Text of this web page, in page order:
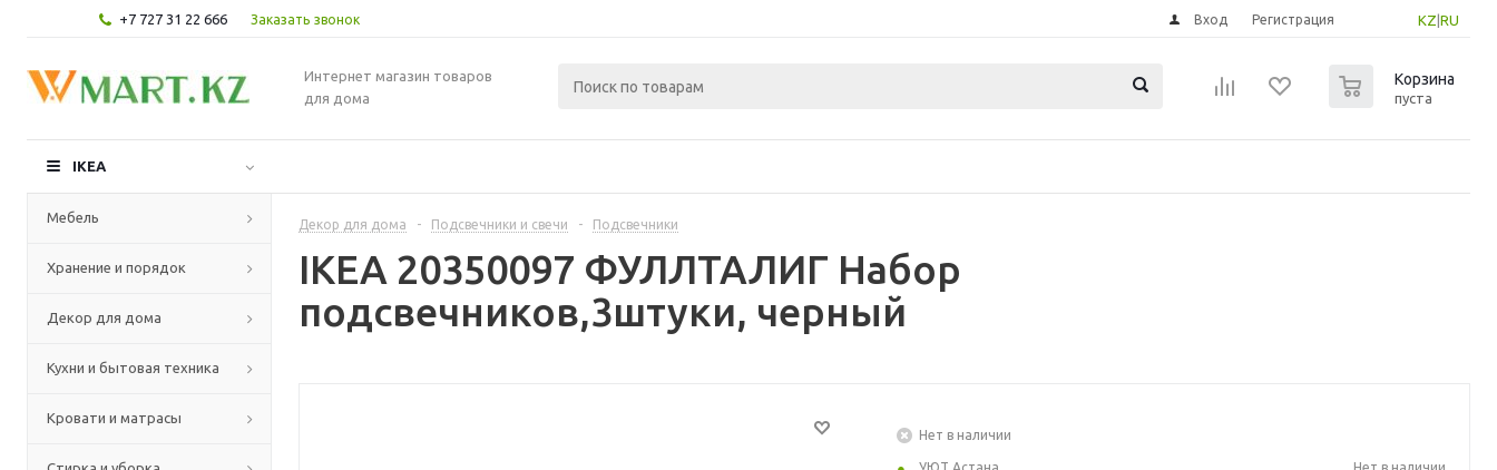
+7 727 31 22 666 Заказать звонок KZ RU
Вход Регистрация
Интернет магазин товаров
для дома
Корзина
пуста
IKEA
Мебель
Хранение и порядок
Декор для дома
Кухни и бытовая техника
Кровати и матрасы
Декор для дома - Подсвечники и свечи - Подсвечники
IKEA 20350097 ФУЛЛТАЛИГ Набор
подсвечников,3штуки, черный
Нет в наличии